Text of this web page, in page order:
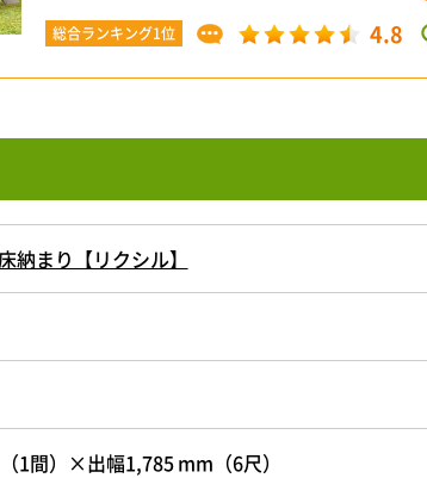
総合ランキング1位 4.8
納まり【リクシル】
1間）×出幅1,785 mm（6尺）